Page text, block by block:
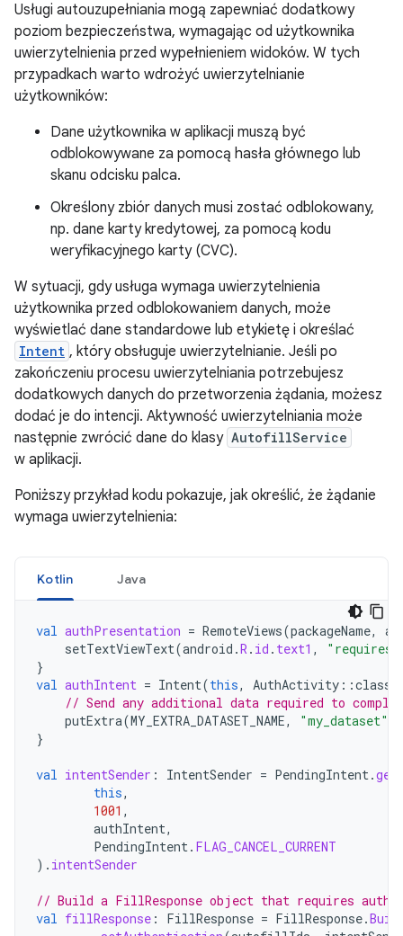
Usługi autouzupełniania mogą zapewniać dodatkowy
poziom bezpieczeństwa, wymagając od użytkownika
uwierzytelnienia przed wypełnieniem widoków. W tych
przypadkach warto wdrożyć uwierzytelnianie
użytkowników:
Dane użytkownika w aplikacji muszą być
odblokowywane za pomocą hasła głównego lub
skanu odcisku palca.
Określony zbiór danych musi zostać odblokowany,
np. dane karty kredytowej, za pomocą kodu
weryfikacyjnego karty (CVC).
W sytuacji, gdy usługa wymaga uwierzytelnienia
użytkownika przed odblokowaniem danych, może
wyświetlać dane standardowe lub etykietę i określać
Intent , który obsługuje uwierzytelnianie. Jeśli po
zakończeniu procesu uwierzytelniania potrzebujesz
dodatkowych danych do przetworzenia żądania, możesz
dodać je do intencji. Aktywność uwierzytelniania może
następnie zwrócić dane do klasy AutofillService
w aplikacji.
Poniższy przykład kodu pokazuje, jak określić, że żądanie
wymaga uwierzytelnienia:
Kotlin Java
val authPresentation = RemoteViews(packageName,
setTextViewText(android .R . id . text1 ,
"requires
}
val authIntent = Intent(this, AuthActivity ::class
// Send any additional data required to
putExtra(MY_EXTRA_DATASET_NAME, "my_dataset"
}
val intentSender : IntentSender = PendingIntent.
this,
1001 ,
authIntent,
PendingIntent. FLAG_CANCEL_CURRENT
). intentSender
// Build a FillResponse object that requires
val fillResponse : FillResponse = FillResponse.